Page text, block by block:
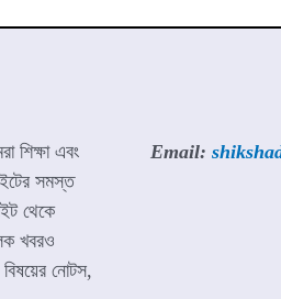
শিক্ষা এবং
সমস্ত
থেকে
খবরও
নোটস,
Email: